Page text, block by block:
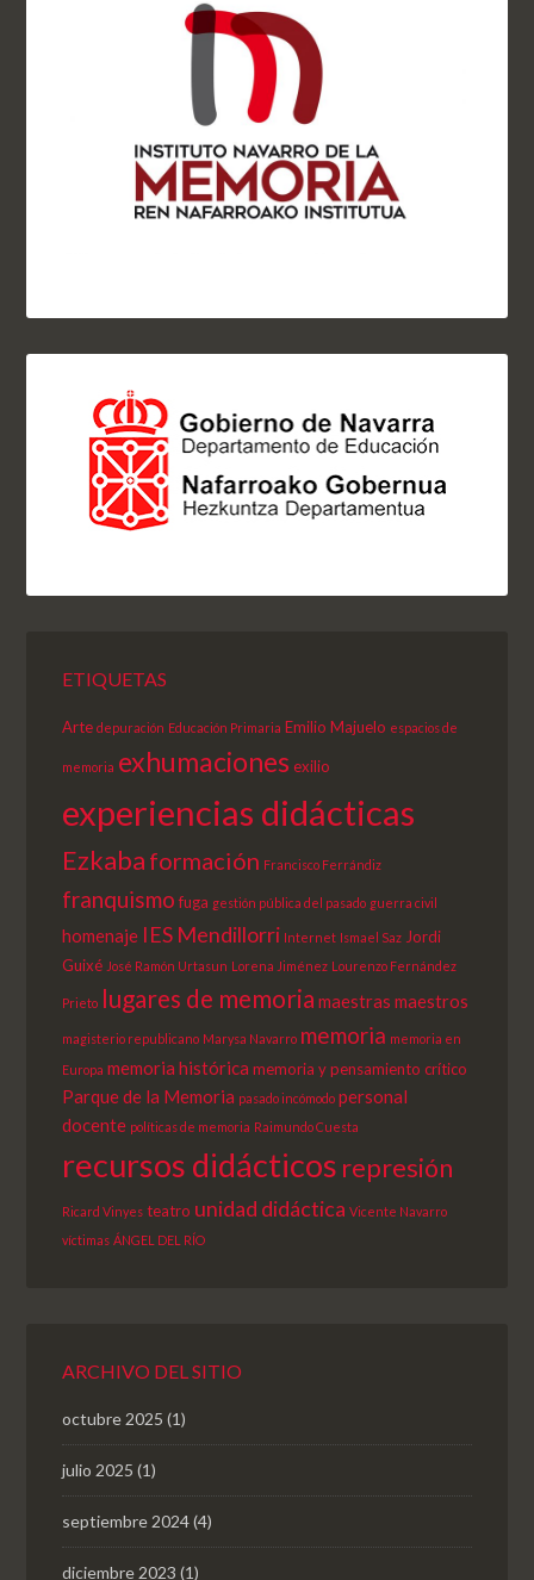
ETIQUETAS
Arte depuración Educación Primaria Emilio Majuelo espacios de
memoria exhumaciones exilio
experiencias didácticas
Ezkaba formación Francisco Ferrándiz
franquismo fuga gestión pública del pasado guerra civil
homenaje IES Mendillorri Internet Ismael Saz Jordi
Guixé José Ramón Urtasun Lorena Jiménez Lourenzo Fernández
Prieto lugares de memoria maestras maestros
magisterio republicano Marysa Navarro memoria memoria en
Europa memoria histórica memoria y pensamiento crítico
Parque de la Memoria pasado incómodo personal
docente políticas de memoria Raimundo Cuesta
recursos didácticos represión
Ricard Vinyes teatro unidad didáctica Vicente Navarro
víctimas ÁNGEL DEL RÍO
ARCHIVO DEL SITIO
octubre 2025 (1)
julio 2025 (1)
septiembre 2024(4)
diciembre 2023 (1)